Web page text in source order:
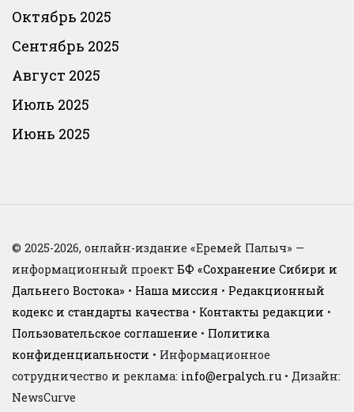
Октябрь 2025
Сентябрь 2025
Август 2025
Июль 2025
Июнь 2025
© 2025-2026, онлайн-издание «Еремей Палыч» —
информационный проект БФ «Сохранение Сибири и
Дальнего Востока» • Наша миссия • Редакционный
кодекс и стандарты качества • Контакты редакции •
Пользовательское соглашение • Политика
конфиденциальности • Информационное
сотрудничество и реклама: info@erpalych.ru • Дизайн:
NewsCurve